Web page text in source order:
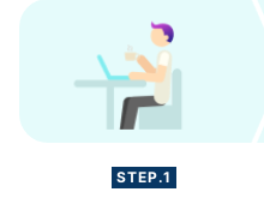
STEP.1